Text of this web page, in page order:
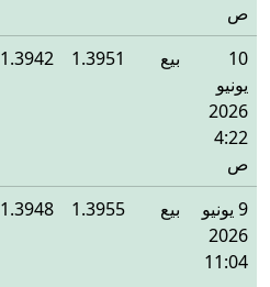
ص
10
يونيو
2026
4:22
ص
بيع 1.3951
1.3942
9 يونيو
2026
11:04
بيع 1.3955
1.3948